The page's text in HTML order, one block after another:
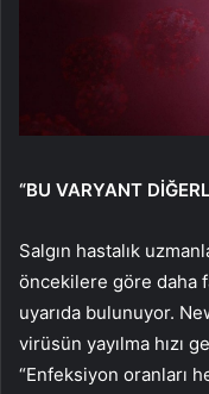
“BU VARYANT
Salgın hastalık
öncekilere göre daha
uyarıda bulunuyor.
virüsün yayılma hızı
“Enfeksiyon oranları